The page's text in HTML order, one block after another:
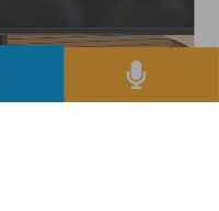
l'iniziativa